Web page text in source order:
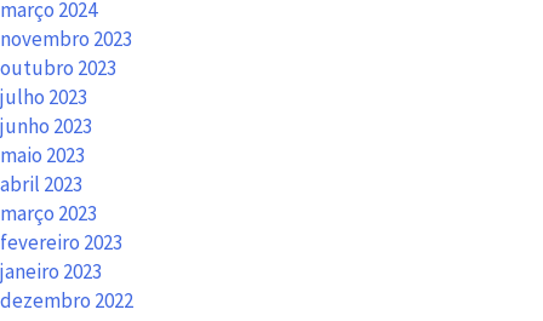
março 2024
novembro 2023
outubro 2023
julho 2023
junho 2023
maio 2023
abril 2023
março 2023
fevereiro 2023
janeiro 2023
dezembro 2022